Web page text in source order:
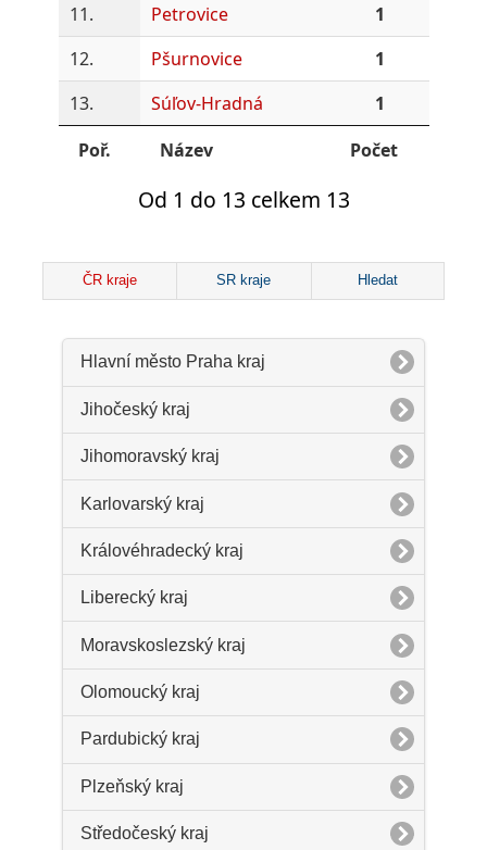
11.
Petrovice
1
12.
Pšurnovice
1
13.
Súľov-Hradná
1
Poř.
Název Počet
Od 1 do 13 celkem 13
ČR kraje SR kraje Hledat
Hlavní město Praha kraj
Jihočeský kraj
Jihomoravský kraj
Karlovarský kraj
Královéhradecký kraj
Liberecký kraj
Moravskoslezský kraj
Olomoucký kraj
Pardubický kraj
Plzeňský kraj
Středočeský kraj